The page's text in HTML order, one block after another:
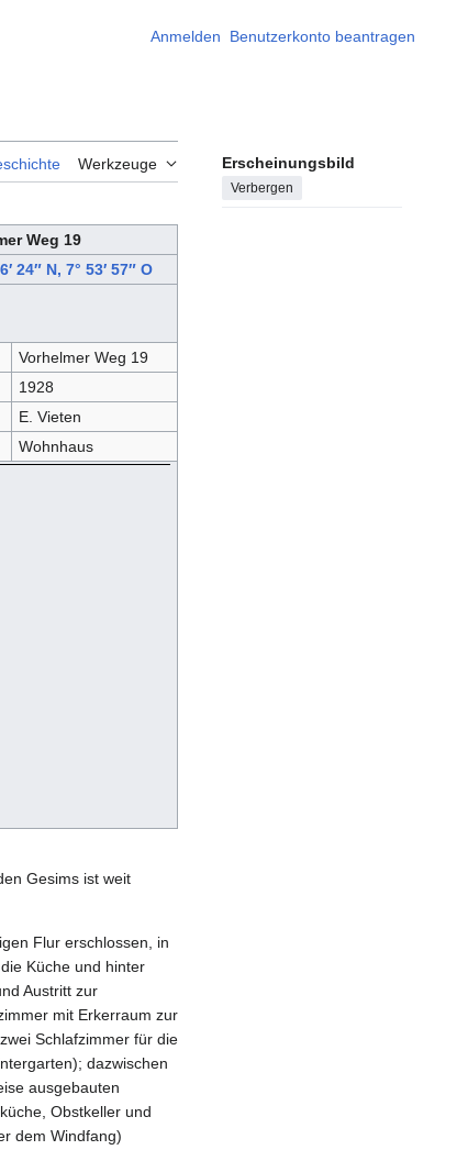
Anmelden Benutzerkonto beantragen
Werkzeuge Erscheinungsbild
Verbergen
Weg 19
24″ N, 7° 53′ 57″ O
Vorhelmer Weg 19
1928
E. Vieten
Wohnhaus
Gesims ist weit
Flur erschlossen, in
Küche und hinter
Austritt zur
mit Erkerraum zur
Schlafzimmer für die
dazwischen
ausgebauten
Obstkeller und
dem Windfang)